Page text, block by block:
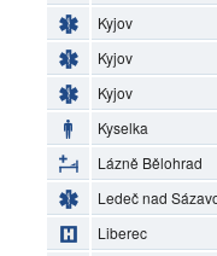
Kyjov
Kyjov
Kyjov
Kyselka
Lázně Bělohrad
Ledeč nad
Liberec